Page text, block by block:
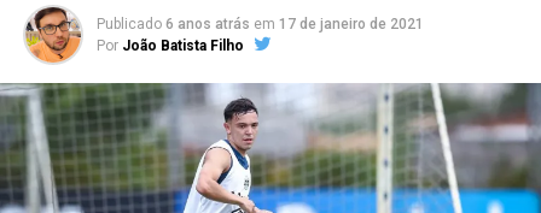
Publicado 6 anos atrás em 17 de janeiro de 2021
Por João Batista Filho